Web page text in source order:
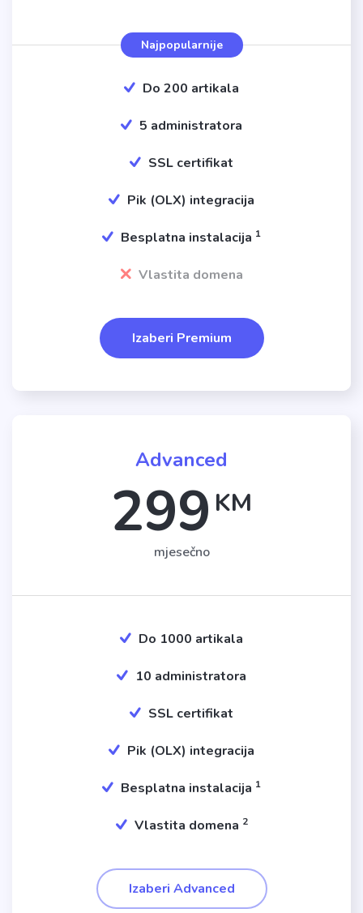
Najpopularnije
Do 200 artikala
5 administratora
SSL certifikat
Pik (OLX) integracija
Besplatna instalacija 1
Vlastita domena
Izaberi Premium
Advanced
299 KM
mjesečno
Do 1000 artikala
10 administratora
SSL certifikat
Pik (OLX) integracija
Besplatna instalacija 1
Vlastita domena 2
Izaberi Advanced